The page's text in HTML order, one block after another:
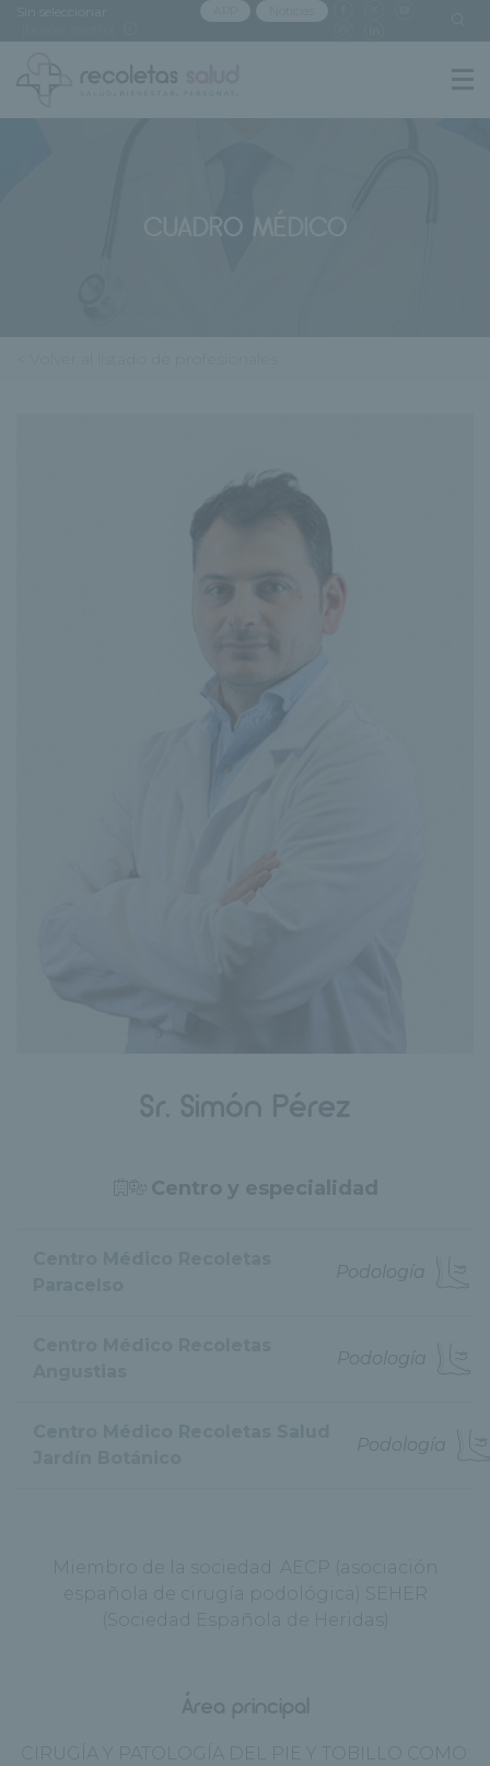
CUADRO MÉDICO
Sr. Simón Pérez
Centro y especialidad
Podología
Podología
Podología
Miembro de la sociedad: AECP (asociación
española de cirugía podológica) SEHER
(Sociedad Española de Heridas)
Área principal
CIRUGÍA Y PATOLOGÍA DEL PIE Y TOBILLO COMO: